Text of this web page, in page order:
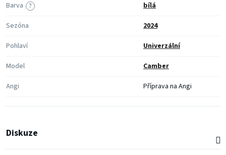
?
Barva
bílá
Sezóna
2024
Pohlaví
Univerzální
Model
Camber
Angi
Příprava na Angi
Diskuze